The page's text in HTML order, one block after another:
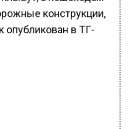
конструкции,
опубликован в ТГ-